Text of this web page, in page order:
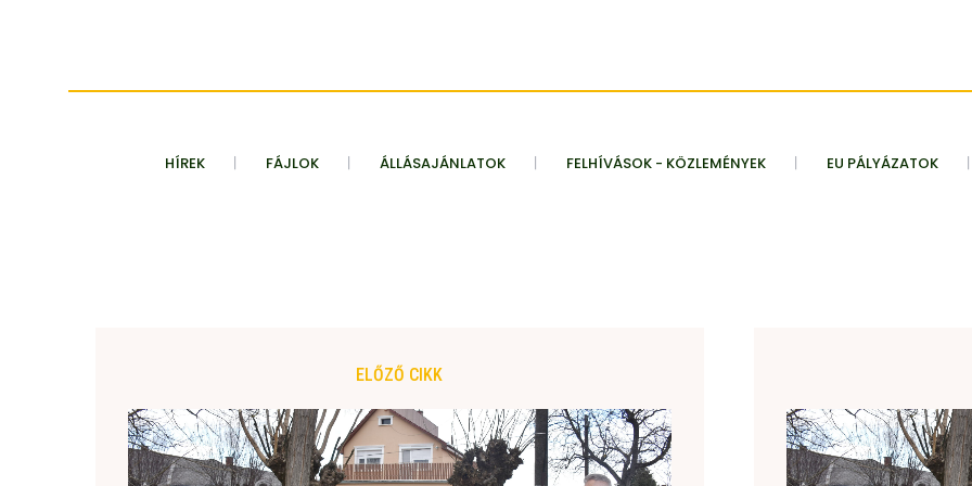
HÍREK FÁJLOK ÁLLÁSAJÁNLATOK FELHÍVÁSOK - KÖZLEMÉNYEK EU PÁLYÁZATOK
ELŐZŐ CIKK